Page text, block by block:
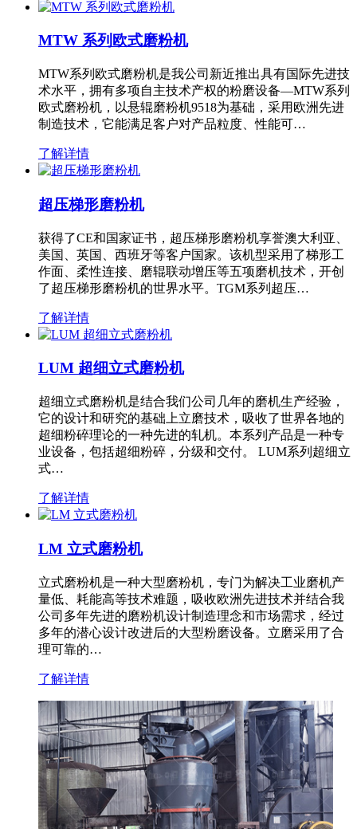
MTW 系列欧式磨粉机
MTW系列欧式磨粉机是我公司新近推出具有国际先进技
术水平，拥有多项自主技术产权的粉磨设备—MTW系列
欧式磨粉机，以悬辊磨粉机9518为基础，采用欧洲先进
制造技术，它能满足客户对产品粒度、性能可…
了解详情
超压梯形磨粉机
获得了CE和国家证书，超压梯形磨粉机享誉澳大利亚、
美国、英国、西班牙等客户国家。该机型采用了梯形工
作面、柔性连接、磨辊联动增压等五项磨机技术，开创
了超压梯形磨粉机的世界水平。TGM系列超压…
了解详情
LUM 超细立式磨粉机
超细立式磨粉机是结合我们公司几年的磨机生产经验，
它的设计和研究的基础上立磨技术，吸收了世界各地的
超细粉碎理论的一种先进的轧机。本系列产品是一种专
业设备，包括超细粉碎，分级和交付。 LUM系列超细立
式…
了解详情
LM 立式磨粉机
立式磨粉机是一种大型磨粉机，专门为解决工业磨机产
量低、耗能高等技术难题，吸收欧洲先进技术并结合我
公司多年先进的磨粉机设计制造理念和市场需求，经过
多年的潜心设计改进后的大型粉磨设备。立磨采用了合
理可靠的…
了解详情